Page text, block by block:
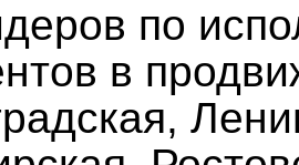
по
в